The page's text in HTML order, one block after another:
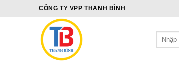
CÔNG TY VPP THANH BÌNH
Tìm
kiếm: